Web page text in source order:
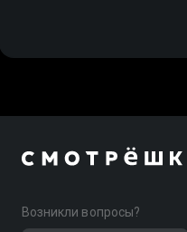
Возникли вопросы?